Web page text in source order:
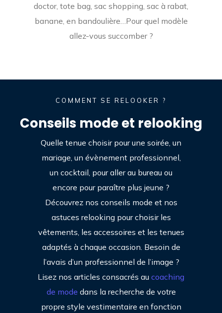
doctor, tote bag, sac shopping, sac à rabat,
banane, en bandoulière…Pour quel modèle
allez-vous succomber ?
COMMENT SE RELOOKER ?
Conseils mode et relooking
Quelle tenue choisir pour une soirée, un
mariage, un évènement professionnel,
un cocktail, pour aller au bureau ou
encore pour paraître plus jeune ?
Découvrez nos conseils mode et nos
astuces relooking pour choisir les
vêtements, les accessoires et les tenues
adaptés à chaque occasion. Besoin de
l’avais d’un professionnel de l’image ?
Lisez nos articles consacrés au coaching
de mode dans la recherche de votre
propre style vestimentaire en fonction